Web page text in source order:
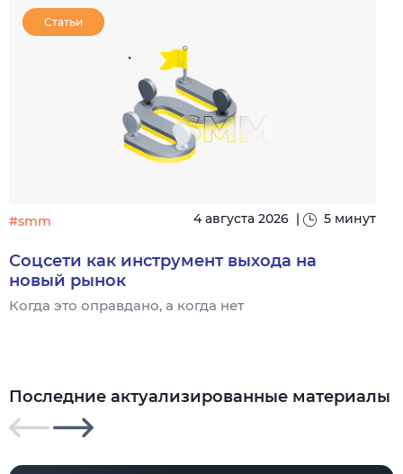
Статьи
#smm 4 августа 2026 | 5 минут
Соцсети как инструмент выхода на
новый рынок
Когда это оправдано, а когда нет
Последние актуализированные материалы